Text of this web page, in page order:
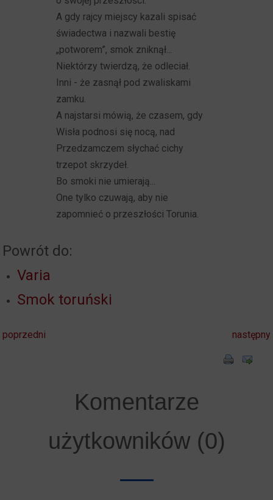
A gdy rajcy miejscy kazali spisać
świadectwa i nazwali bestię
„potworem”, smok zniknął...
Niektórzy twierdzą, że odleciał.
Inni - że zasnął pod zwaliskami
zamku.
A najstarsi mówią, że czasem, gdy
Wisła podnosi się nocą, nad
Przedzamczem słychać cichy
trzepot skrzydeł.
Bo smoki nie umierają...
One tylko czuwają, aby nie
zapomnieć o przeszłości Torunia.
Powrót do:
Varia
Smok toruński
poprzedni następny
Komentarze
użytkowników (0)